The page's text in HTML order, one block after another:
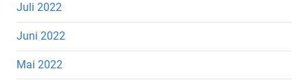
Juli 2022
Juni 2022
Mai 2022